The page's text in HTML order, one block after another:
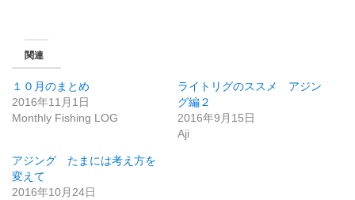
関連
１０月のまとめ
2016年11月1日
Monthly Fishing LOG
ライトリグのススメ アジン
グ編２
2016年9月15日
Aji
アジング たまには考え方を
変えて
2016年10月24日